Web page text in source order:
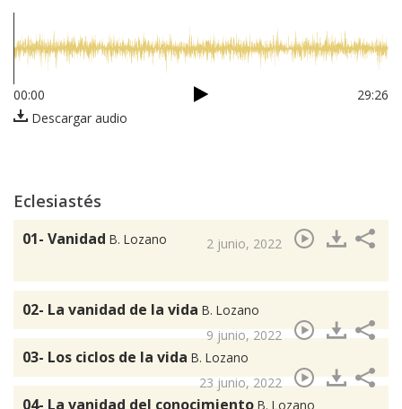
00:00
29:26
Descargar audio
Eclesiastés
01- Vanidad B. Lozano 2 junio, 2022
02- La vanidad de la vida B. Lozano
9 junio, 2022
03- Los ciclos de la vida B. Lozano
23 junio, 2022
04- La vanidad del conocimiento B. Lozano